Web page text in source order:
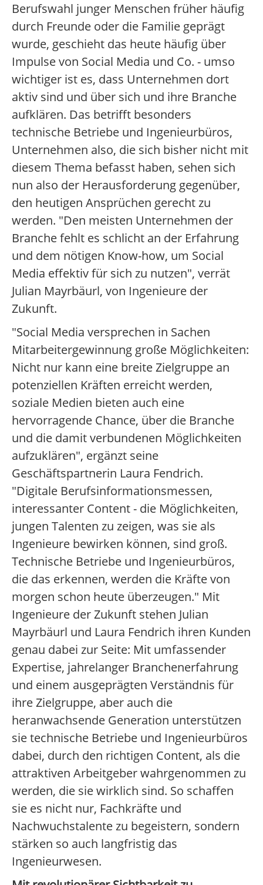
Berufswahl junger Menschen früher häufig
durch Freunde oder die Familie geprägt
wurde, geschieht das heute häufig über
Impulse von Social Media und Co. - umso
wichtiger ist es, dass Unternehmen dort
aktiv sind und über sich und ihre Branche
aufklären. Das betrifft besonders
technische Betriebe und Ingenieurbüros,
Unternehmen also, die sich bisher nicht mit
diesem Thema befasst haben, sehen sich
nun also der Herausforderung gegenüber,
den heutigen Ansprüchen gerecht zu
werden. "Den meisten Unternehmen der
Branche fehlt es schlicht an der Erfahrung
und dem nötigen Know-how, um Social
Media effektiv für sich zu nutzen", verrät
Julian Mayrbäurl, von Ingenieure der
Zukunft.
"Social Media versprechen in Sachen
Mitarbeitergewinnung große Möglichkeiten:
Nicht nur kann eine breite Zielgruppe an
potenziellen Kräften erreicht werden,
soziale Medien bieten auch eine
hervorragende Chance, über die Branche
und die damit verbundenen Möglichkeiten
aufzuklären", ergänzt seine
Geschäftspartnerin Laura Fendrich.
"Digitale Berufsinformationsmessen,
interessanter Content - die Möglichkeiten,
jungen Talenten zu zeigen, was sie als
Ingenieure bewirken können, sind groß.
Technische Betriebe und Ingenieurbüros,
die das erkennen, werden die Kräfte von
morgen schon heute überzeugen." Mit
Ingenieure der Zukunft stehen Julian
Mayrbäurl und Laura Fendrich ihren Kunden
genau dabei zur Seite: Mit umfassender
Expertise, jahrelanger Branchenerfahrung
und einem ausgeprägten Verständnis für
ihre Zielgruppe, aber auch die
heranwachsende Generation unterstützen
sie technische Betriebe und Ingenieurbüros
dabei, durch den richtigen Content, als die
attraktiven Arbeitgeber wahrgenommen zu
werden, die sie wirklich sind. So schaffen
sie es nicht nur, Fachkräfte und
Nachwuchstalente zu begeistern, sondern
stärken so auch langfristig das
Ingenieurwesen.